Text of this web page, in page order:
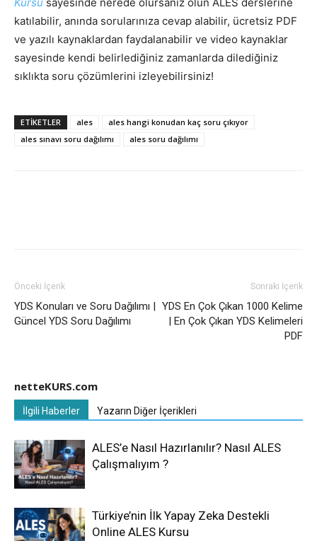
katılabilir, anında sorularınıza cevap alabilir, ücretsiz PDF
ve yazılı kaynaklardan faydalanabilir ve video kaynaklar
sayesinde kendi belirlediğiniz zamanlarda dilediğiniz
sıklıkta soru çözümlerini izleyebilirsiniz!
ETIKETLER ales
ales hangi konudan kaç soru çıkıyor
ales sınavı soru dağılımı
ales soru dağılımı
Önceki İçerik
YDS Konuları ve Soru Dağılımı |
Güncel YDS Soru Dağılımı
Sonraki İçerik
YDS En Çok Çıkan 1000 Kelime
| En Çok Çıkan YDS Kelimeleri
PDF
netteKURS.com
İlgili Haberler Yazarın Diğer İçerikleri
ALES’e Nasıl Hazırlanılır? Nasıl ALES
Çalışmalıyım ?
Türkiye’nin İlk Yapay Zeka Destekli
Online ALES Kursu